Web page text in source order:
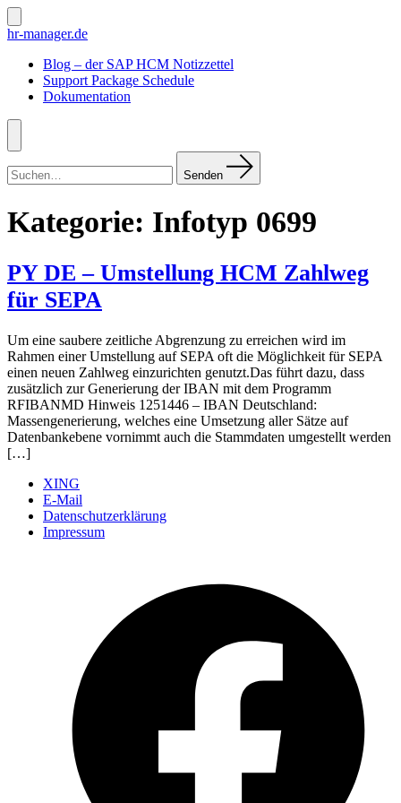
Zum
Inhalt
Suche
ein-/ausblenden
hr-manager.de
Blog – der SAP HCM Notizzettel
Support Package Schedule
Dokumentation
Menü
nach:
Senden
Kategorie: Infotyp 0699
PY DE – Umstellung HCM Zahlweg
für SEPA
Um eine saubere zeitliche Abgrenzung zu erreichen wird im
Rahmen einer Umstellung auf SEPA oft die Möglichkeit für SEPA
einen neuen Zahlweg einzurichten genutzt.Das führt dazu, dass
zusätzlich zur Generierung der IBAN mit dem Programm
RFIBANMD Hinweis 1251446 – IBAN Deutschland:
Massengenerierung, welches eine Umsetzung aller Sätze auf
Datenbankebene vornimmt auch die Stammdaten umgestellt werden
[…]
XING
E-Mail
Datenschutzerklärung
Impressum